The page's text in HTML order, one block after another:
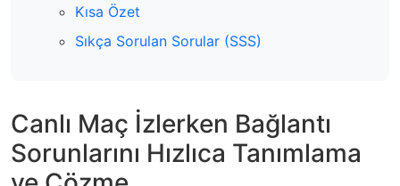
Kısa Özet
Sıkça Sorulan Sorular (SSS)
Canlı Maç İzlerken Bağlantı
Sorunlarını Hızlıca Tanımlama